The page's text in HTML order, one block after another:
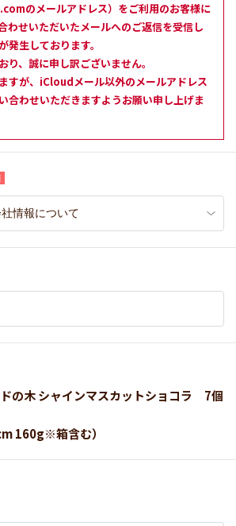
のメールアドレス）をご利用のお客様に
わせいただいたメールへのご返信を受信し
発生しております。
り、誠に申し訳ございません。
すが、iCloudメール以外のメールアドレス
合わせいただきますようお願い申し上げま
の木 シャインマスカットショコラ 7個
160g※箱含む）